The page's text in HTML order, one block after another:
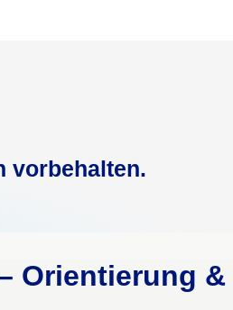
vorbehalten.
Orientierung